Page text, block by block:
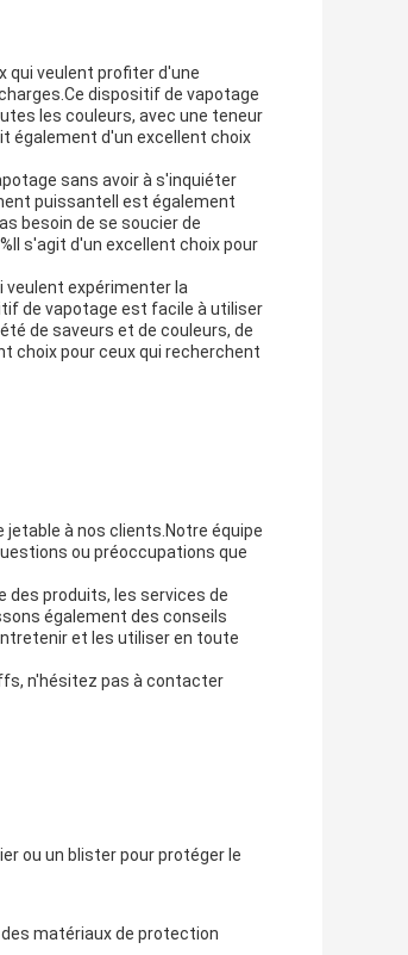
qui veulent profiter d'une
dispositif de vapotage
les couleurs, avec une teneur
également d'un excellent choix
sans avoir à s'inquiéter
puissanteIl est également
besoin de se soucier de
s'agit d'un excellent choix pour
veulent expérimenter la
de vapotage est facile à utiliser
de saveurs et de couleurs, de
choix pour ceux qui recherchent
à nos clients.Notre équipe
ou préoccupations que
des produits, les services de
également des conseils
et les utiliser en toute
n'hésitez pas à contacter
ou un blister pour protéger le
matériaux de protection